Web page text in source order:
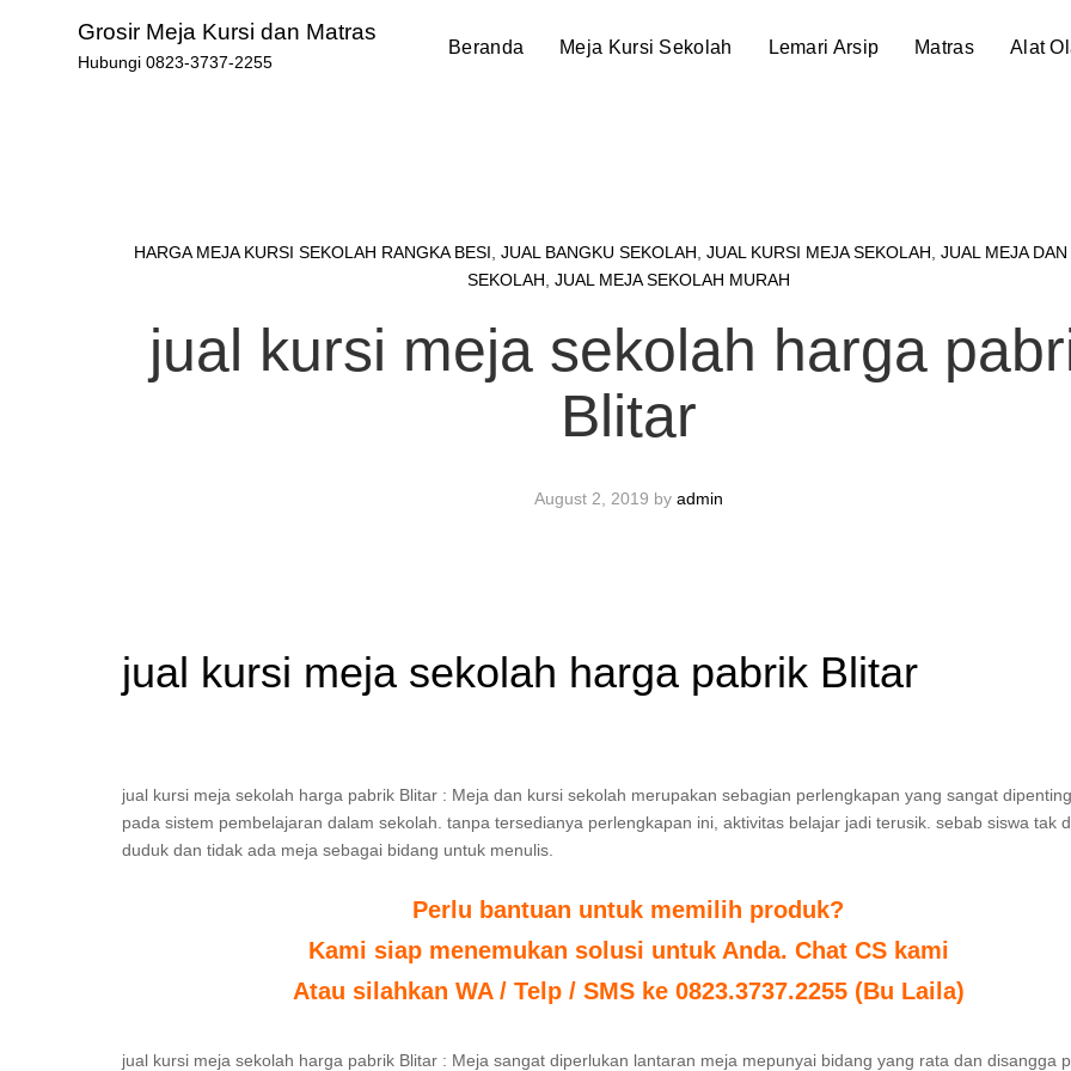
Grosir Meja Kursi dan Matras
Hubungi 0823-3737-2255
Beranda Meja Kursi Sekolah Lemari Arsip Matras Alat
HARGA MEJA KURSI SEKOLAH RANGKA BESI ,JUAL BANGKU SEKOLAH ,JUAL KURSI MEJA SEKOLAH ,JUAL MEJA
SEKOLAH JUAL MEJA SEKOLAH MURAH
jual kursi meja sekolah harga
Blitar
August 2, 2019 by admin
jual kursi meja sekolah harga pabrik Blitar
jual kursi meja sekolah harga pabrik Blitar : Meja dan kursi sekolah merupakan sebagian perlengkapan yang sangat
pada sistem pembelajaran dalam sekolah. tanpa tersedianya perlengkapan ini, aktivitas belajar jadi terusik. sebab siswa tak
duduk dan tidak ada meja sebagai bidang untuk menulis.
Perlu bantuan untuk memilih produk?
Kami siap menemukan solusi untuk Anda. Chat CS kami
Atau silahkan WA / Telp / SMS ke 0823.3737.2255 (Bu Laila)
jual kursi meja sekolah harga pabrik Blitar : Meja sangat diperlukan lantaran meja mepunyai bidang yang rata dan disangga